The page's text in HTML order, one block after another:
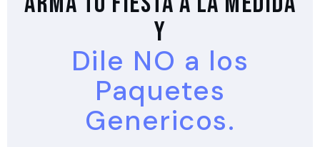
y
Dile NO a los
Paquetes
Genericos.